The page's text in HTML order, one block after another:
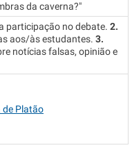
da caverna?"
participação no debate. 2.
aos/às estudantes. 3.
notícias falsas, opinião e
de Platão